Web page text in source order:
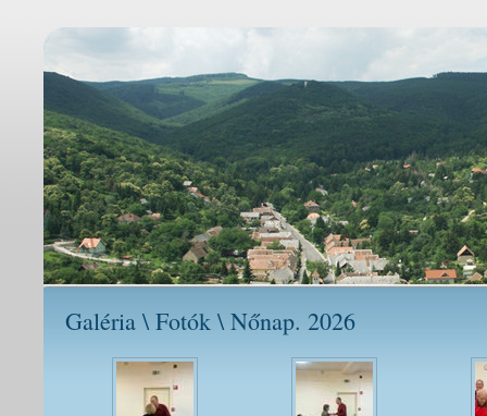
Galéria \ Fotók \ Nőnap. 2026